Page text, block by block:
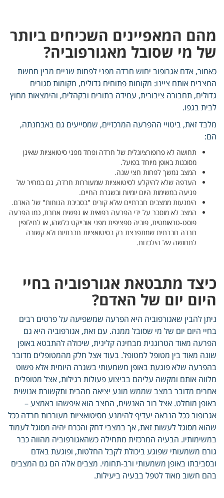
מהם המאפיינים השכיחים ביותר
של מי שסובל מאגורפוביה?
כאמור, אדם אגרופוב יחוש חרדה מפני לפחות שניים מבין חמשת
המצבים אותם ציינו: מקומות פתוחים גדולים, מקומות סגורים
גדולים, תחבורה ציבורית, עמידה בתורים ובקהלים, והימצאות מחוץ
לבית בגפו.
מלבד זאת, ביטויי ההפרעה המרכזיים, שמסייעים גם באבחנתה,
הם:
תחושה לא פרופורציונלית של חרדה ופחד מפני סיטואציות שאינן
מסוכנות באופן מיוחד בפועל.
המצב נמשך לפחות חצי שנה.
העדפה שלא להיקלע לסיטואציות שמעוררות חרדה, גם במחיר של
פגיעה במשימות היום יומיות ובשגרת החיים.
הימנעות ממצבים חברתיים שלא קורים "בסביבת הנוחות" של האדם.
המצב לא מוסבר על ידי הפרעה רפואית או נפשית אחרת, כמו הפרעה
פוסט-טראומטית, פוביה ספציפית מפני אובייקט כלשהו, או לחילופין
חרדה חברתית שמתפרצת רק בסיטואציות חברתיות ולא קשורה
לתחושה של הילכדות.
כיצד מתבטאת אגורפוביה בחיי
היום יום של האדם?
ניתן להבין שאגורפוביה היא הפרעה שמשפיעה על פרטים רבים
בחיי היום יום של מי שסובל ממנה. עם זאת, אגורפוביה היא גם
הפרעה מאוד הטרוגנית מבחינה קלינית, שיכולה להתבטא באופן
שונה מאוד בין מטופל למטופל. בעוד אצל חלק מהמטופלים מדובר
בהפרעה שלא פוגעת באופן משמעותי בשגרה היומית אלא פשוט
מלווה אותם ומקשה עליהם בביצוע פעולות רגילות, אצל מטופלים
אחרים מדובר במצב שממש מונע יציאה מהבית ותקשורת אנושית
באופן מוחלט. אצל רוב האנשים, המצב הוא איפשהו באמצע –
אגרופוב ככל הנראה יעדיף להימנע מסיטואציות מעוררות חרדה ככל
שהוא מסוגל לעשות זאת, אך במצבי דחק והכרח יהיה מסוגל לעמוד
במשימותיו. הבעיה המרכזית מתחילה כשהאגורפוביה מהווה כבר
גורם משמעותי שפוגע ביכולת לקבל החלטות, ופוגעת באדם
ובסביבתו באופן משמעותי ורב-תחומי. מצבים אלה הם גם המצבים
בהם חשוב מאוד לטפל בבעיה ביעילות.